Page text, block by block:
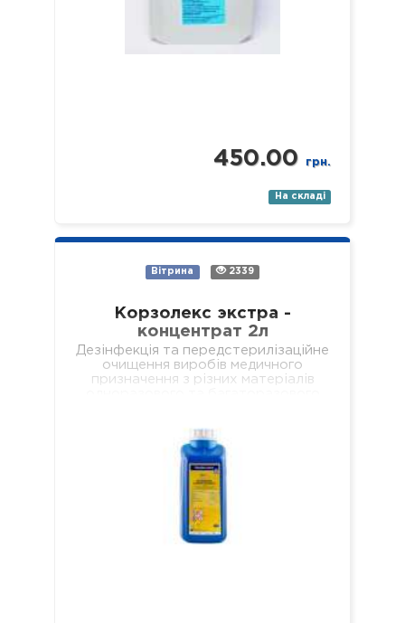
450.00 грн.
На складі
Вітрина 2339
Корзолекс экстра -
концентрат 2л
Дезінфекція та передстерилізаційне
очищення виробів медичного
призначення з різних матеріалів
стоматологічні (в т.ч. ендодонтичні
та обертові з…